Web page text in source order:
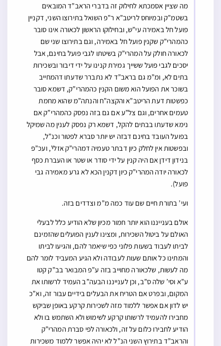
מה שציין אסמכתא לחילוק זה בדברי הראב”ד המובאים
בשטמ”ק ובמיוחס לריטב”א ר”פ השואל בתירוצו השני, דקניין
פועל חל באמירה עי”ש, ובחילוקו הראשון לכאורה אינו סובר
כהמהרי”ק שקנין פועל חל באמירה, וגם בתירוצו שני שם
לכאורה חולק על המהרי”ק בשיטתו לגבי פועל בחינם, אבל
יסכים לגבי פועל ששייך גמירת קנינו על ידי דיבור ובשכירות
בתים לא, ומ”מ גם בראב”ד לא נתברר שדעתו דהמחייב
בשוכר את הפועל הוא משום הקנין כהמהרי”ק, דשמא סובר
כפשטות דעת הריטב”א והקצה”ח והנתה”מ שהוא מחמת
טעמים אחרים, וגם צל”ע אם גם בזה נפסק כהמהרי”ק אם
נימא שדעתו בבתים להקל, דשמא רק נפסק לענין מה שמיקל
בפועל העובד בחינם דבזה יש יותר סברא לפטור וכנ”ל,
ובפשטות אין לחלק כיון דבתר טעמיה דמהרי”ק אזלי’, ועכ”פ
בנידון דידן אם היה קנין על ידי סודר או שטר או העברת כסף
לכאורה יודה המהרי”ק כיון דקנין הכא לא גרע מאמירה גבי
פועל).
ועי’ בתורת חיים שם עוד כמה מ”מ וצדדים בזה.
אולם בענייננו הוא יותר חמור מכיון שלא הודיע כלל לבעלי
האולם על ביטול השכירות, ומצינו לענין הפועלים שהזמינם
לביתו לעבוד בשעות פלוני כפי שיאמר להם, והגיעו לביתו
והמתינו כל אותם שעות לעבודה ולא הגיע המעביד לומר להם
מה לעשות, שלכאורה מחוייב בזה ע”פ המבואר בב”ק קטו
ע”א וסי’ שלה ס”ב, וכן לענייננו הבעה”ב העמיד לרשותו את
המקום, ובפרט אם הטריח את הבעלים בידיים עבור זה, וא”כ
יש לדון אם אפשר ללמוד מזה לשכירות קרקע באופן שביקש
מחבירו להעמיד לרשותו קרקע לשימוש ולא השתמש בו ולא
הודיע לחבירו כלום על זה, ולכאורה לפי סברת המהרי”ק
והראב”ד בתירוץ השני הנ”ל לא יהיה אפשר ללמוד משכירות